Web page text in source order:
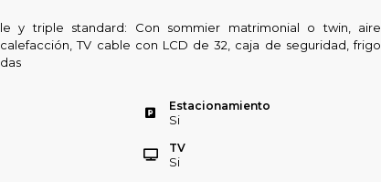
y triple standard: Con sommier matrimonial o twin, aire
TV cable con LCD de 32, caja de seguridad, frigo
Estacionamiento
Si
TV
Si